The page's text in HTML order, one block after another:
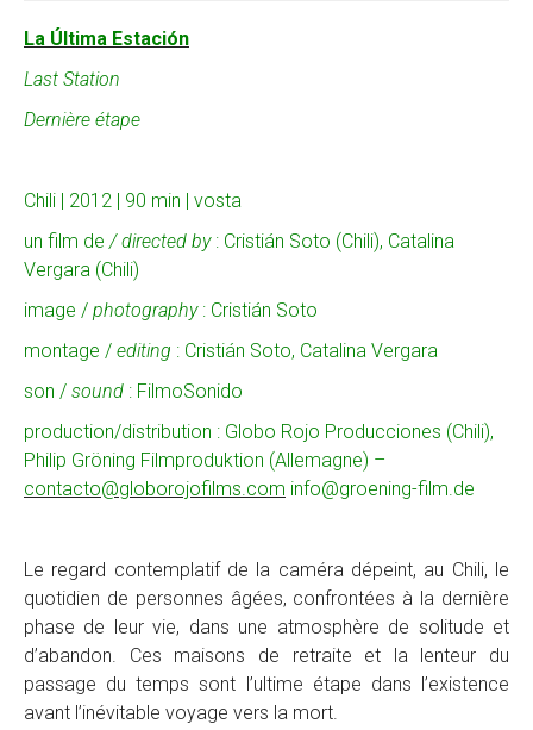
La Última Estación
Last Station
Dernière étape
Chili | 2012 | 90 min | vosta
un film de / directed by: Cristián Soto (Chili), Catalina
Vergara (Chili)
image / photography: Cristián Soto
montage / editing : Cristián Soto, Catalina Vergara
son / sound : FilmoSonido
production/distribution : Globo Rojo Producciones (Chili),
Philip Gröning Filmproduktion (Allemagne) –
contacto@globorojofilms.com info@groening-film.de
Le regard contemplatif de la caméra dépeint, au Chili, le
quotidien de personnes âgées, confrontées à la dernière
phase de leur vie, dans une atmosphère de solitude et
d’abandon. Ces maisons de retraite et la lenteur du
passage du temps sont l’ultime étape dans l’existence
avant l’inévitable voyage vers la mort.